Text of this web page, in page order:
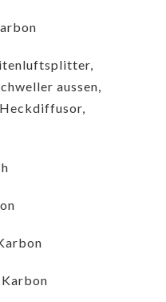
aussen,